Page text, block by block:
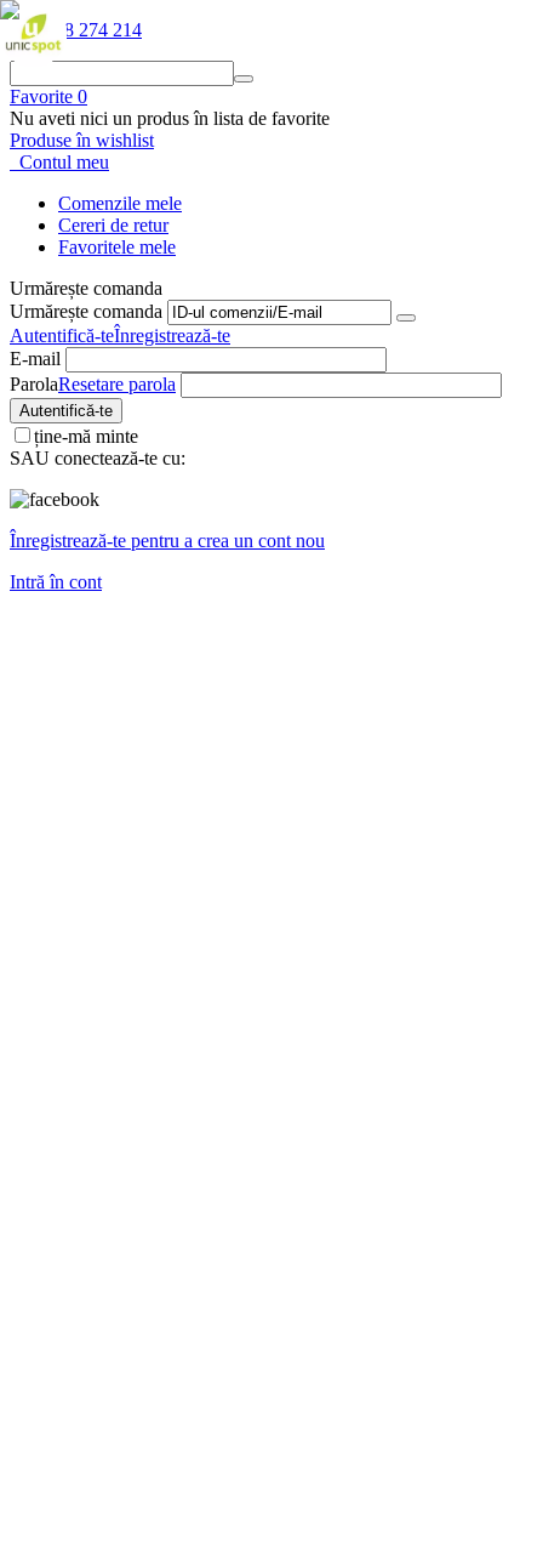
+40 268 274 214
Favorite 0
Nu aveti nici un produs în lista de favorite
Produse în wishlist
Contul meu
Comenzile mele
Cereri de retur
Favoritele mele
Urmărește comanda
Urmărește comanda
Autentifică-teÎnregistrează-te
E-mail
ParolaResetare parola
Autentifică-te
ține-mă minte
SAU conectează-te cu:
Înregistrează-te pentru a crea un cont nou
Intră în cont